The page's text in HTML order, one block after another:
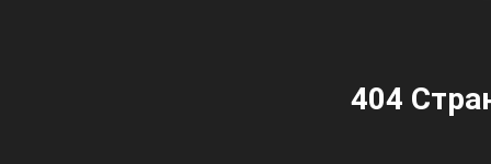
404